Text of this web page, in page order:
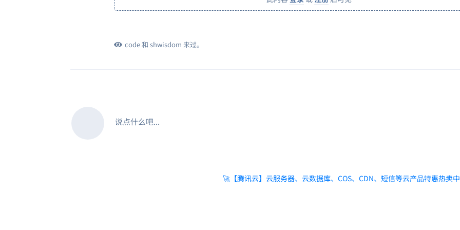
code和 shwisdom 来过。
说点什么吧...
🚀【腾讯云】云服务器、云数据库、COS、CDN、短信等云产品特惠热卖中